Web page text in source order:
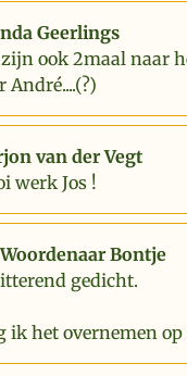
Geerlings
ook 2maal naar
André....(?)
van der Vegt
werk Jos !
Bontje
gedicht.
ik het overnemen